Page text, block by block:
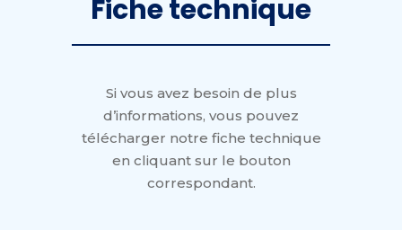
Fiche technique
Si vous avez besoin de plus
d’informations, vous pouvez
télécharger notre fiche technique
en cliquant sur le bouton
correspondant.